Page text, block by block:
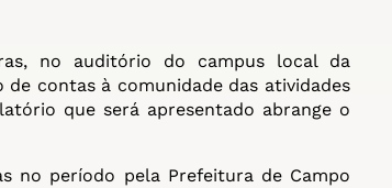
no auditório do campus local da
de contas à comunidade das atividades
que será apresentado abrange o
no período pela Prefeitura de Campo